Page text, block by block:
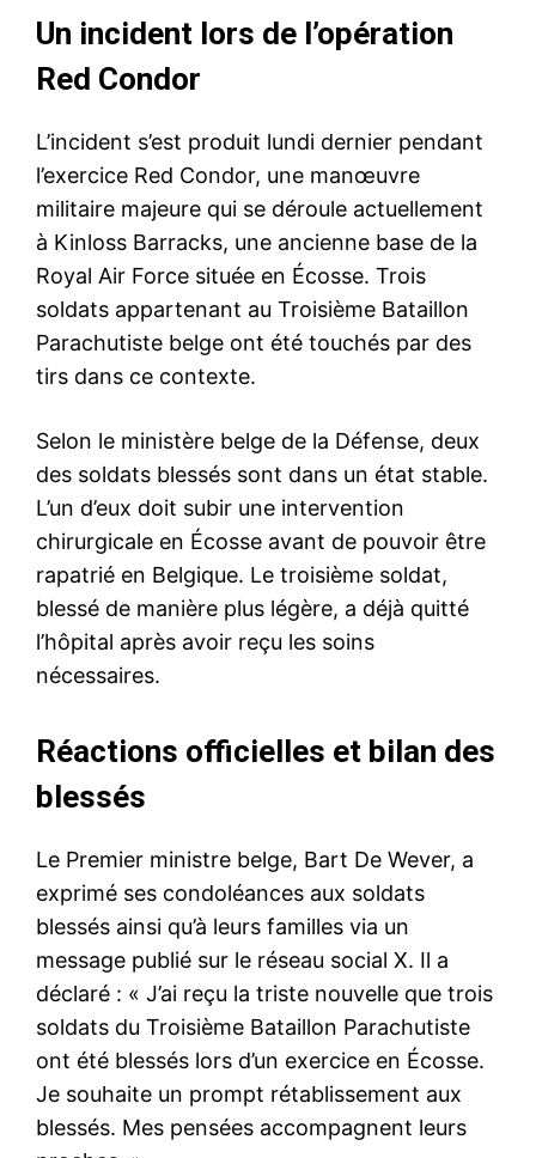
Un incident lors de l’opération
Red Condor
L’incident s’est produit lundi dernier pendant
l’exercice Red Condor, une manœuvre
militaire majeure qui se déroule actuellement
à Kinloss Barracks, une ancienne base de la
Royal Air Force située en Écosse. Trois
soldats appartenant au Troisième Bataillon
Parachutiste belge ont été touchés par des
tirs dans ce contexte.
Selon le ministère belge de la Défense, deux
des soldats blessés sont dans un état stable.
L’un d’eux doit subir une intervention
chirurgicale en Écosse avant de pouvoir être
rapatrié en Belgique. Le troisième soldat,
blessé de manière plus légère, a déjà quitté
l’hôpital après avoir reçu les soins
nécessaires.
Réactions officielles et bilan des
blessés
Le Premier ministre belge, Bart De Wever, a
exprimé ses condoléances aux soldats
blessés ainsi qu’à leurs familles via un
message publié sur le réseau social X. Il a
déclaré : « J’ai reçu la triste nouvelle que trois
soldats du Troisième Bataillon Parachutiste
ont été blessés lors d’un exercice en Écosse.
Je souhaite un prompt rétablissement aux
blessés. Mes pensées accompagnent leurs